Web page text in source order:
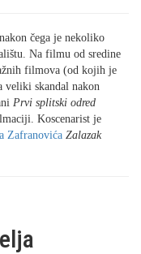
čega je nekoliko
Na filmu od sredine
filmova (od kojih je
veliki skandal nakon
Prvi splitski odred
Koscenarist je
Zafranovića Zalazak